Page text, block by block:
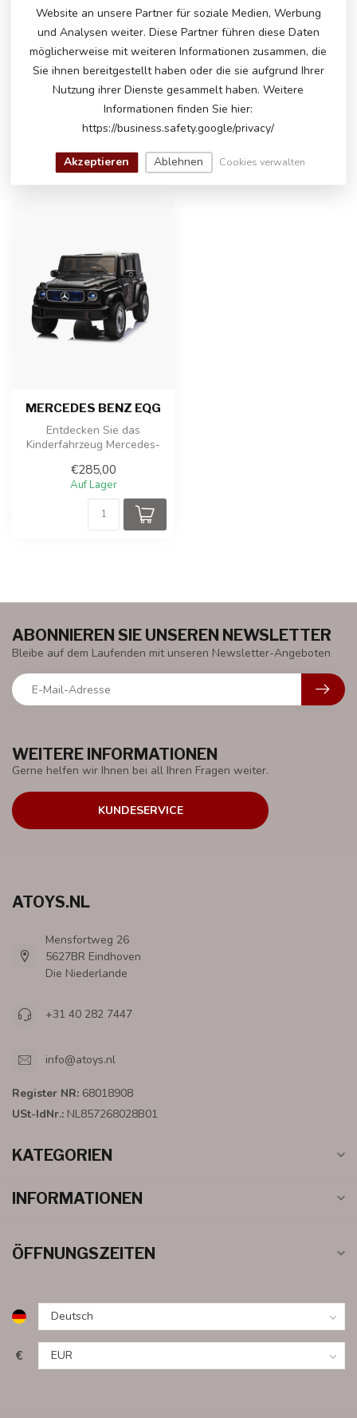
HABEN SIE FRAGEN ZU DIESEM
Bitte kontaktieren Sie unseren Kundenservice
überinfo@atoys.nloder+31 40 282 7447
helfen Ihnen gerne weiter!
ZULETZT ANGESEHEN
MERCEDES BENZ EQG
Entdecken Sie das
Kinderfahrzeug Mercedes-
Fahrzeug bietet e...
€285,00
Auf Lager
WEITERE INFORMATIONEN
Gerne helfen wir Ihnen bei all Ihren Fragen weiter.
KUNDESERVICE
ABONNIEREN SIE UNSEREN NEWSLETTER
Bleibe auf dem Laufenden mit unseren Newsletter-Angeboten
ATOYS.NL
Mensfortweg 26
5627BR Eindhoven
Die Niederlande
+31 40 282 7447
info@atoys.nl
Register NR: 68018908
USt-IdNr.: NL857268028B01
KATEGORIEN
INFORMATIONEN
ÖFFNUNGSZEITEN
€
Website an unsere Partner für soziale Medien, Werbung
und Analysen weiter. Diese Partner führen diese Daten
möglicherweise mit weiteren Informationen zusammen, die
Sie ihnen bereitgestellt haben oder die sie aufgrund Ihrer
Nutzung ihrer Dienste gesammelt haben. Weitere
Informationen finden Sie hier:
https://business.safety.google/privacy/
Akzeptieren Ablehnen Cookies verwalten